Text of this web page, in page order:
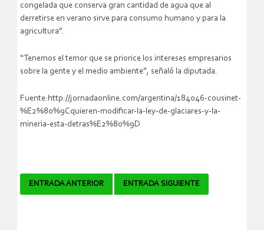
congelada que conserva gran cantidad de agua que al
derretirse en verano sirve para consumo humano y para la
agricultura”.
“Tenemos el temor que se priorice los intereses empresarios
sobre la gente y el medio ambiente”, señaló la diputada.
Fuente:http://jornadaonline.com/argentina/184046-cousinet-
%E2%80%9Cquieren-modificar-la-ley-de-glaciares-y-la-
mineria-esta-detras%E2%80%9D
Navegador
ENTRADA ANTERIOR ENTRADA SIGUIENTE